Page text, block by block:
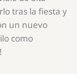
tras la fiesta y
un nuevo
como